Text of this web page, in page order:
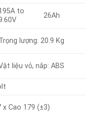
to
26Ah
lượng: 20.9 Kg
liệu vỏ, nắp: ABS
x Cao 179 (±3)